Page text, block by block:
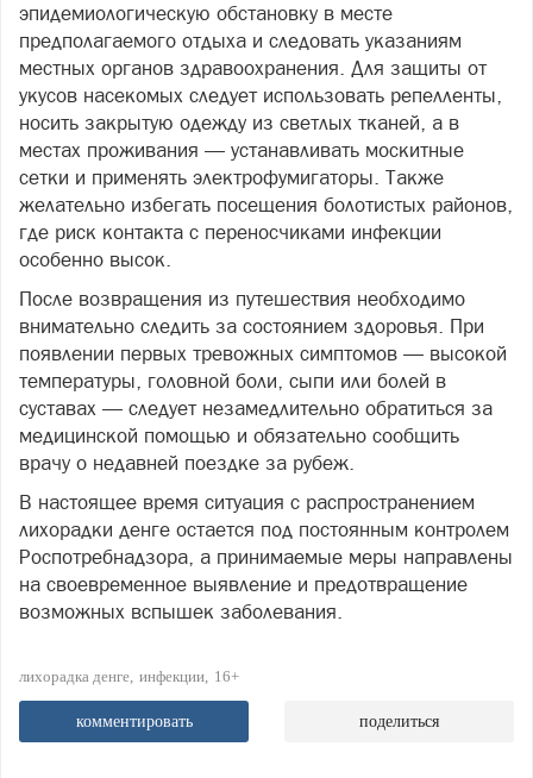
эпидемиологическую обстановку в месте
предполагаемого отдыха и следовать указаниям
местных органов здравоохранения. Для защиты от
укусов насекомых следует использовать репелленты,
носить закрытую одежду из светлых тканей, а в
местах проживания — устанавливать москитные
сетки и применять электрофумигаторы. Также
желательно избегать посещения болотистых районов,
где риск контакта с переносчиками инфекции
особенно высок.
После возвращения из путешествия необходимо
внимательно следить за состоянием здоровья. При
появлении первых тревожных симптомов — высокой
температуры, головной боли, сыпи или болей в
суставах — следует незамедлительно обратиться за
медицинской помощью и обязательно сообщить
врачу о недавней поездке за рубеж.
В настоящее время ситуация с распространением
лихорадки денге остается под постоянным контролем
Роспотребнадзора, а принимаемые меры направлены
на своевременное выявление и предотвращение
возможных вспышек заболевания.
лихорадка денге инфекции 16+
комментировать поделиться